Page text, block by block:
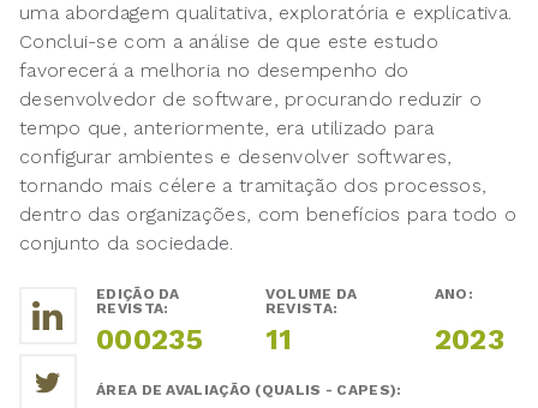
uma abordagem qualitativa, exploratória e explicativa.
Conclui-se com a análise de que este estudo
favorecerá a melhoria no desempenho do
desenvolvedor de software, procurando reduzir o
tempo que, anteriormente, era utilizado para
configurar ambientes e desenvolver softwares,
tornando mais célere a tramitação dos processos,
dentro das organizações, com benefícios para todo o
conjunto da sociedade.
EDIÇÃO DA
REVISTA:
000235
VOLUME DA
REVISTA:
11
ANO:
2023
ÁREA DE AVALIAÇÃO (QUALIS - CAPES):